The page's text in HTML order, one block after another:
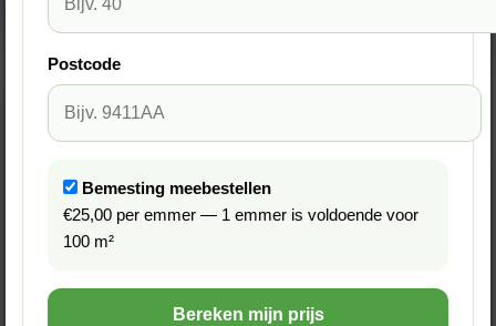
Postcode
Bemesting meebestellen
€25,00 per emmer — 1 emmer is voldoende voor
100 m²
Bereken mijn prijs